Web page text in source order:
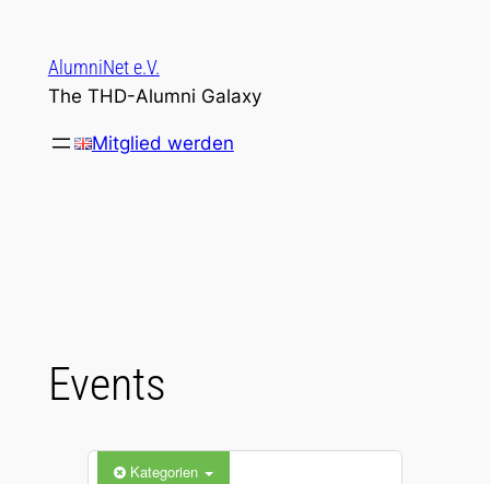
springen
AlumniNet e.V.
The THD-Alumni Galaxy
Mitglied werden
Events
Kategorien